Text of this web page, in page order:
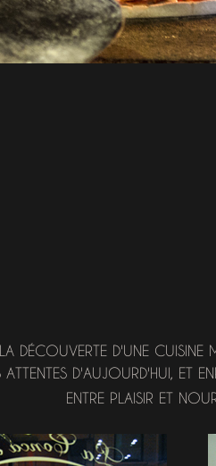
DÉCOUVERTE D'UNE CUISINE
ATTENTES D'AUJOURD'HUI, ET
ENTRE PLAISIR ET